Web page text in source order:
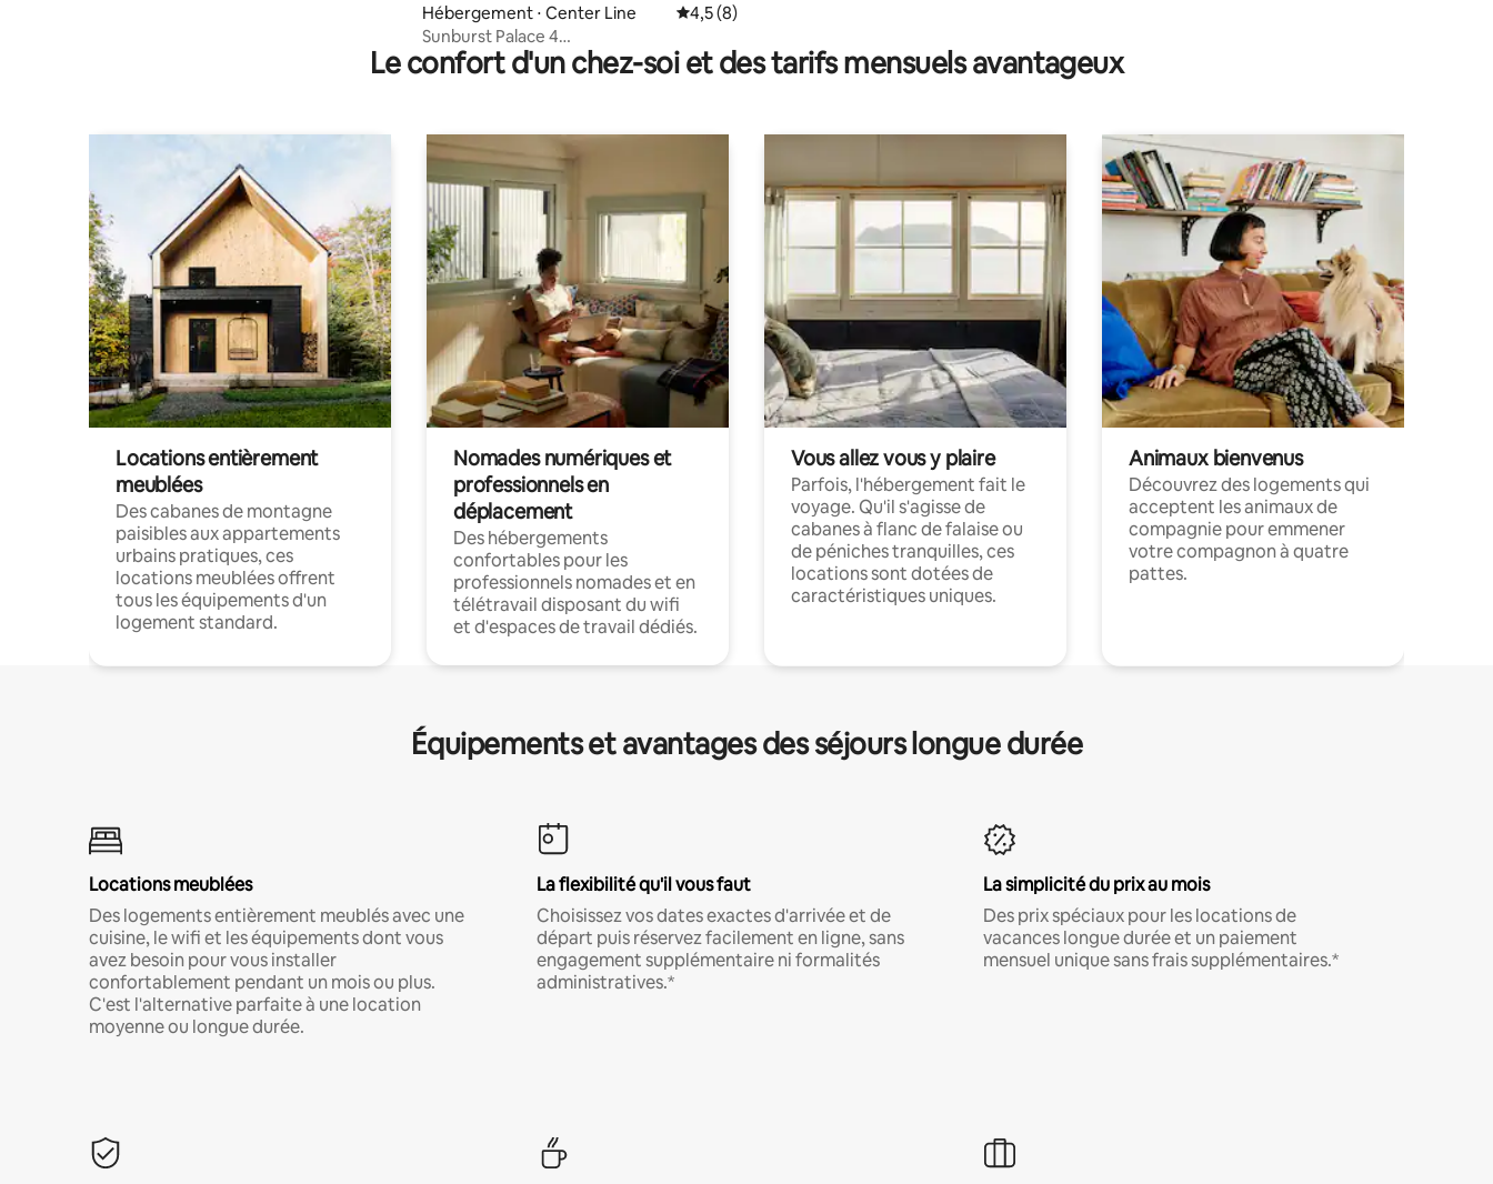
Hébergement ⋅ Center Line Évaluation moyenne sur la base de 8 commentaires : 4,5 sur 5
4,5 (8)
Sunburst Palace 4
chambres/salon/climatisation incluse
Le confort d'un chez-soi et des tarifs mensuels avantageux
Locations entièrement
meublées
Des cabanes de montagne
paisibles aux appartements
urbains pratiques, ces
locations meublées offrent
tous les équipements d'un
logement standard.
Nomades numériques et
professionnels en
déplacement
Des hébergements
confortables pour les
professionnels nomades et en
télétravail disposant du wifi
et d'espaces de travail dédiés.
Vous allez vous y plaire
Parfois, l'hébergement fait le
voyage. Qu'il s'agisse de
cabanes à flanc de falaise ou
de péniches tranquilles, ces
locations sont dotées de
caractéristiques uniques.
Animaux bienvenus
Découvrez des logements qui
acceptent les animaux de
compagnie pour emmener
votre compagnon à quatre
pattes.
Équipements et avantages des séjours longue durée
Locations meublées
Des logements entièrement meublés avec une
cuisine, le wifi et les équipements dont vous
avez besoin pour vous installer
confortablement pendant un mois ou plus.
C'est l'alternative parfaite à une location
moyenne ou longue durée.
La flexibilité qu'il vous faut
Choisissez vos dates exactes d'arrivée et de
départ puis réservez facilement en ligne, sans
engagement supplémentaire ni formalités
administratives.*
La simplicité du prix au mois
Des prix spéciaux pour les locations de
vacances longue durée et un paiement
mensuel unique sans frais supplémentaires.*